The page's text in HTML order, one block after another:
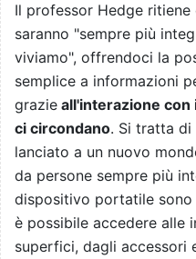
Il professor Hedge
saranno "sempre più
viviamo", offrendoci la
semplice a informazioni
grazie all'interazione con
ci circondano. Si tratta di
lanciato a un nuovo
da persone sempre più
dispositivo portatile sono
è possibile accedere alle
superfici, dagli accessori